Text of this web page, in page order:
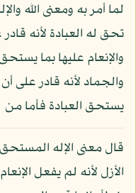
لما أمر به ومعنى الله
تحق له العبادة لأنه
والإنعام عليها بما
والجماد لأنه قادر على
يستحق العبادة فأما من
قال معنى الإله المستحق
الأزل لأنه لم يفعل